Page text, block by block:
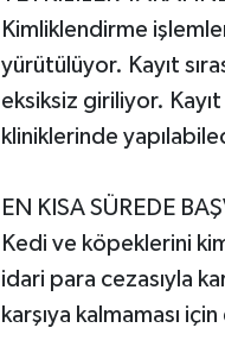
Kimliklendirme
yürütülüyor. Kayıt
eksiksiz giriliyor.
kliniklerinde
EN KISA SÜREDE
Kedi ve köpeklerini
idari para cezasıyla
karşıya kalmaması